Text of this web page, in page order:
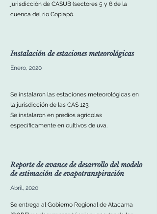
jurisdicción de CASUB (sectores 5 y 6 de la
cuenca del río Copiapó.
Instalación de estaciones meteorológicas
Enero, 2020
Se instalaron las estaciones meteorológicas en
la jurisdicción de las CAS 123.
Se instalaron en predios agrícolas
específicamente en cultivos de uva.
Reporte de avance de desarrollo del modelo
de estimación de evapotranspiración
Abril, 2020
Se entrega al Gobierno Regional de Atacama